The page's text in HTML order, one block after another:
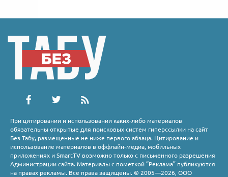
При цитировании и использовании каких-либо материалов
обязательны открытые для поисковых систем гиперссылки на сайт
Без Табу, размещенные не ниже первого абзаца. Цитирование и
использование материалов в оффлайн-медиа, мобильных
приложениях и SmartTV возможно только с письменного разрешения
Администрации сайта. Материалы с пометкой “Реклама” публикуются
на правах рекламы. Все права защищены. © 2005—2026, ООО